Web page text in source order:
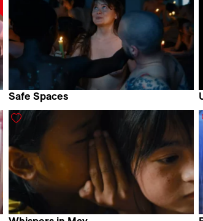
Safe Spaces